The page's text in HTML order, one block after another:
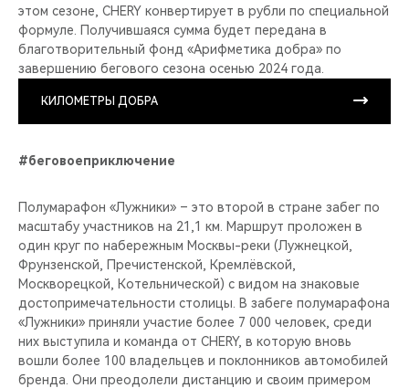
этом сезоне, CHERY конвертирует в рубли по специальной
формуле. Получившаяся сумма будет передана в
благотворительный фонд «Арифметика добра» по
завершению бегового сезона осенью 2024 года.
КИЛОМЕТРЫ ДОБРА
#беговоеприключение
Полумарафон «Лужники» – это второй в стране забег по
масштабу участников на 21,1 км. Маршрут проложен в
один круг по набережным Москвы-реки (Лужнецкой,
Фрунзенской, Пречистенской, Кремлёвской,
Москворецкой, Котельнической) с видом на знаковые
достопримечательности столицы. В забеге полумарафона
«Лужники» приняли участие более 7 000 человек, среди
них выступила и команда от CHERY, в которую вновь
вошли более 100 владельцев и поклонников автомобилей
бренда. Они преодолели дистанцию и своим примером